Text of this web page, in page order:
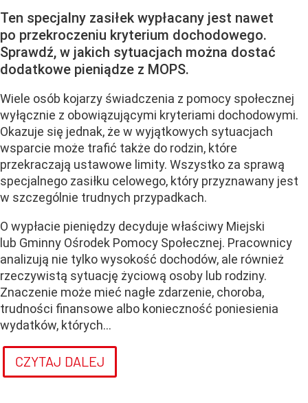
Ten specjalny zasiłek wypłacany jest nawet
po przekroczeniu kryterium dochodowego.
Sprawdź, w jakich sytuacjach można dostać
dodatkowe pieniądze z MOPS.
Wiele osób kojarzy świadczenia z pomocy społecznej
wyłącznie z obowiązującymi kryteriami dochodowymi.
Okazuje się jednak, że w wyjątkowych sytuacjach
wsparcie może trafić także do rodzin, które
przekraczają ustawowe limity. Wszystko za sprawą
specjalnego zasiłku celowego, który przyznawany jest
w szczególnie trudnych przypadkach.
O wypłacie pieniędzy decyduje właściwy Miejski
lub Gminny Ośrodek Pomocy Społecznej. Pracownicy
analizują nie tylko wysokość dochodów, ale również
rzeczywistą sytuację życiową osoby lub rodziny.
Znaczenie może mieć nagłe zdarzenie, choroba,
trudności finansowe albo konieczność poniesienia
wydatków, których...
CZYTAJ DALEJ